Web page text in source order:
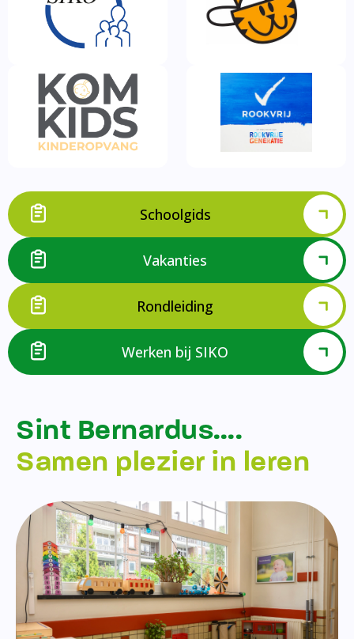
Schoolgids
Vakanties
Rondleiding
Werken bij SIKO
Sint Bernardus….
Samen plezier in leren